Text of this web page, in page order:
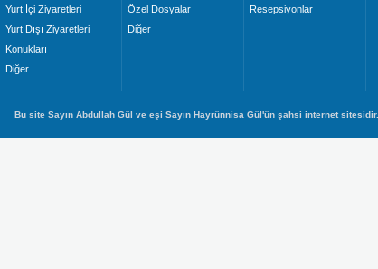
Yurt İçi Ziyaretleri
Yurt Dışı Ziyaretleri
Konukları
Diğer
Özel Dosyalar
Diğer
Resepsiyonlar
Bu site Sayın Abdullah Gül ve eşi Sayın Hayrünnisa Gül'ün şahsi internet sitesidir.